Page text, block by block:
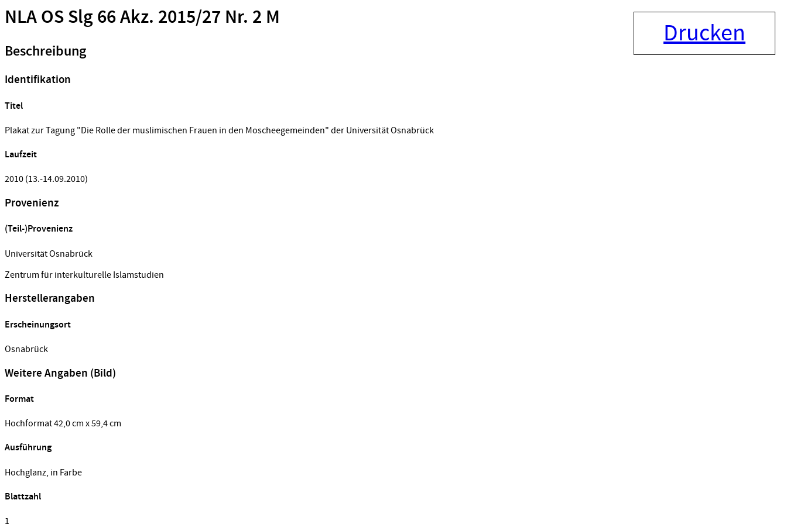
Drucken
NLA OS Slg 66 Akz. 2015/27 Nr. 2 M
Beschreibung
Identifikation
Titel
Plakat zur Tagung "Die Rolle der muslimischen Frauen in den Moscheegemeinden" der Universität Osnabrück
Laufzeit
2010 (13.-14.09.2010)
Provenienz
(Teil-)Provenienz
Universität Osnabrück
Zentrum für interkulturelle Islamstudien
Herstellerangaben
Erscheinungsort
Osnabrück
Weitere Angaben (Bild)
Format
Hochformat 42,0 cm x 59,4 cm
Ausführung
Hochglanz, in Farbe
Blattzahl
1